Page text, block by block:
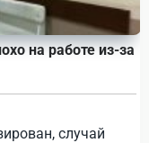
на работе из-за
случай